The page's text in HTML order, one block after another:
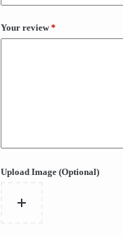
Your review*
Upload Image (Optional)